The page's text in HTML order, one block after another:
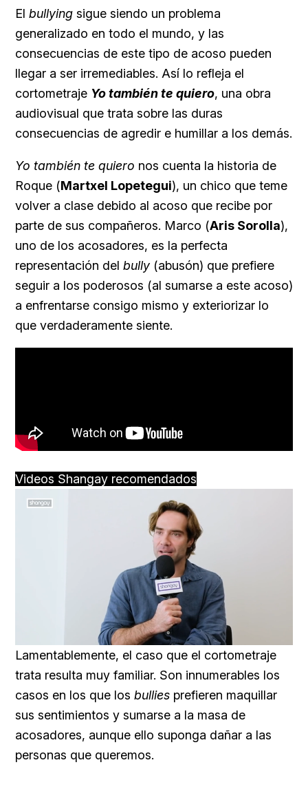
El bullying sigue siendo un problema
generalizado en todo el mundo, y las
consecuencias de este tipo de acoso pueden
llegar a ser irremediables. Así lo refleja el
cortometraje Yo también te quiero, una obra
audiovisual que trata sobre las duras
consecuencias de agredir e humillar a los demás.
Yo también te quiero nos cuenta la historia de
Roque (Martxel Lopetegui), un chico que teme
volver a clase debido al acoso que recibe por
parte de sus compañeros. Marco (Aris Sorolla),
uno de los acosadores, es la perfecta
representación del bully (abusón) que prefiere
seguir a los poderosos (al sumarse a este acoso)
a enfrentarse consigo mismo y exteriorizar lo
que verdaderamente siente.
Videos Shangay recomendados
Unmute Loaded
45.22%
Lamentablemente, el caso que el cortometraje
trata resulta muy familiar. Son innumerables los
casos en los que los bullies prefieren maquillar
sus sentimientos y sumarse a la masa de
acosadores, aunque ello suponga dañar a las
personas que queremos.